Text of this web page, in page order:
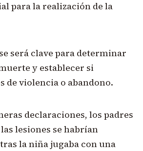
para la realización de la
será clave para determinar
y establecer si
de violencia o abandono.
declaraciones, los padres
lesiones se habrían
la niña jugaba con una